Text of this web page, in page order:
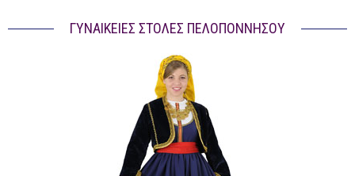
ΓΥΝΑΙΚΕΊΕΣ ΣΤΟΛΈΣ ΠΕΛΟΠΌΝΝΗΣΟΥ